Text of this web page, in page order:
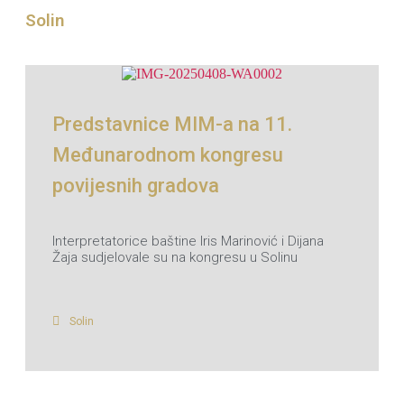
Solin
Predstavnice MIM-a na 11.
Međunarodnom kongresu
povijesnih gradova
Interpretatorice baštine Iris Marinović i Dijana
Žaja sudjelovale su na kongresu u Solinu
Solin